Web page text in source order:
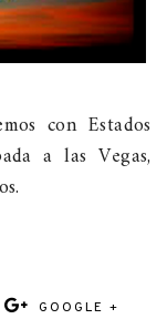
con Estados
a las Vegas,
GOOGLE +